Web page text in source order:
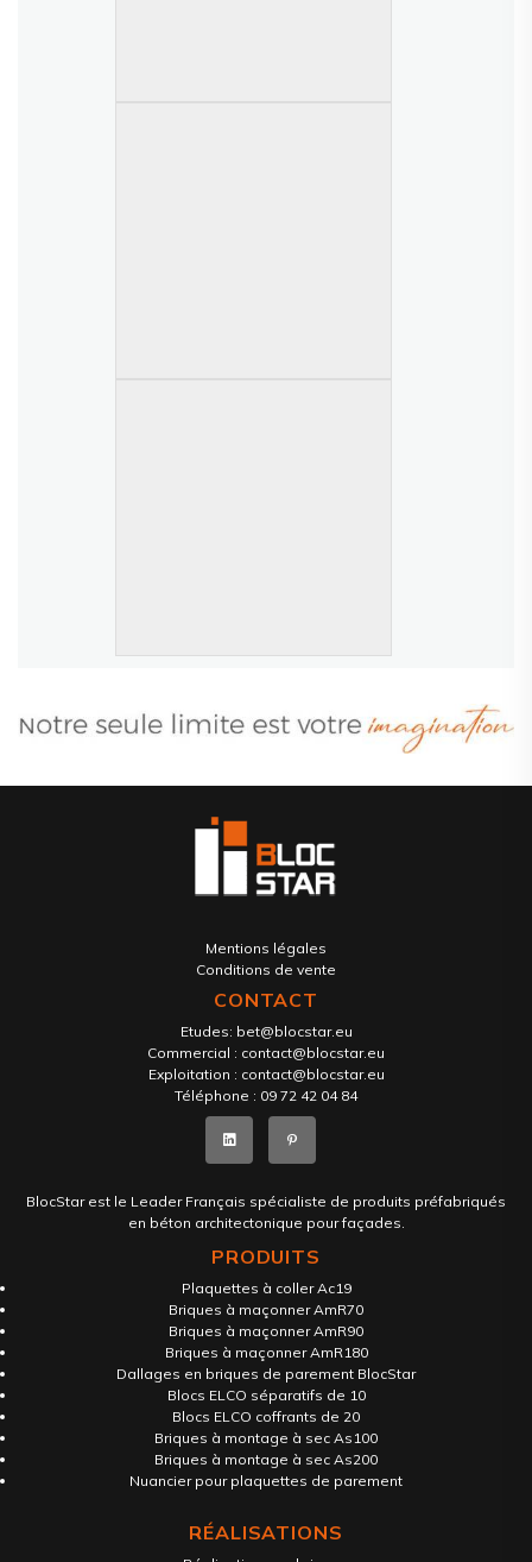
Mentions légales
Conditions de vente
CONTACT
Etudes: bet@blocstar.eu
Commercial : contact@blocstar.eu
Exploitation : contact@blocstar.eu
Téléphone : 09 72 42 04 84
BlocStar est le Leader Français spécialiste de produits préfabriqués
en béton architectonique pour façades.
PRODUITS
Plaquettes à coller Ac19
Briques à maçonner AmR70
Briques à maçonner AmR90
Briques à maçonner AmR180
Dallages en briques de parement BlocStar
Blocs ELCO séparatifs de 10
Blocs ELCO coffrants de 20
Briques à montage à sec As100
Briques à montage à sec As200
Nuancier pour plaquettes de parement
RÉALISATIONS